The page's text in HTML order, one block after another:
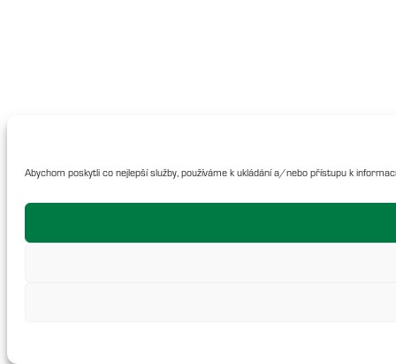
Abychom poskytli co nejlepší služby, používáme k ukládání a/nebo přístupu k